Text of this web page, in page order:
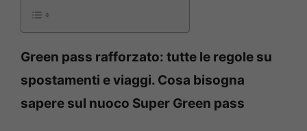
Green pass rafforzato: tutte le regole su
spostamenti e viaggi. Cosa bisogna
sapere sul nuoco Super Green pass